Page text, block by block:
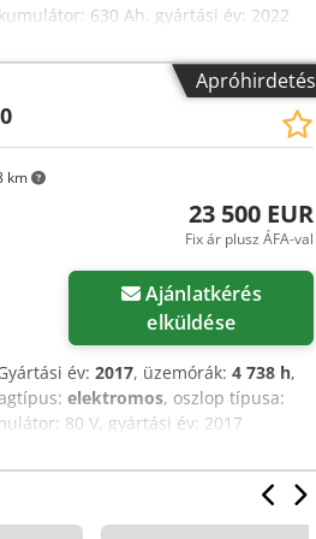
630 Ah, gyártási év: 2022
állapot: nagyon jó Külső
az Austria GmbH Toyota Material
Apróhirdetés
képet
km
23 500 EUR
Fix ár plusz ÁFA-val
Ajánlatkérés
elküldése
év: 2017, üzemórák: 4 738 h,
elektromos, oszlop típusa:
80 V, gyártási év: 2017
cm Műszaki állapot: nagyon jó
az Austria GmbH Toyota